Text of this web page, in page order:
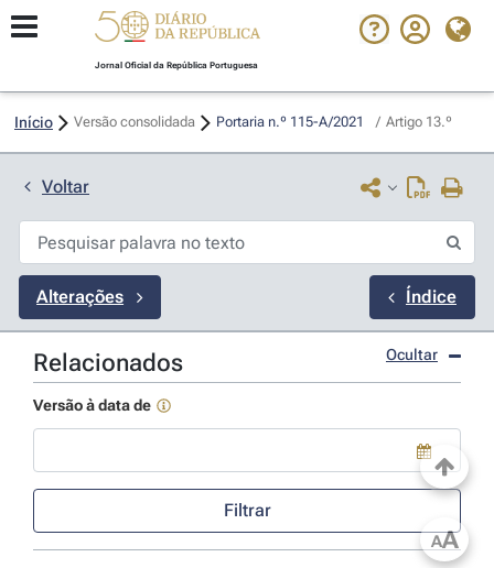
Jornal Oficial da República Portuguesa
Início Versão consolidada Portaria n.º 115-A/2021 / Artigo 13.º
Voltar
Alterações Índice
Relacionados Ocultar
Versão à data de
Use a tecla de seta para baixo para abrir o calendário; Use as
Filtrar
AA